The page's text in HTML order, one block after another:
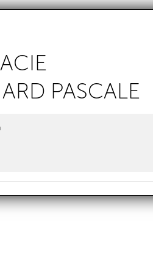
PASCALE